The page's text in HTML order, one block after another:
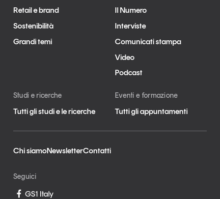
Retail e brand
Sostenibilità
Grandi temi
Il Numero
Interviste
Comunicati stampa
Video
Podcast
Studi e ricerche
Tutti gli studi e le ricerche
Eventi e formazione
Tutti gli appuntamenti
Chi siamoNewsletterContatti
Seguici
GS1 Italy